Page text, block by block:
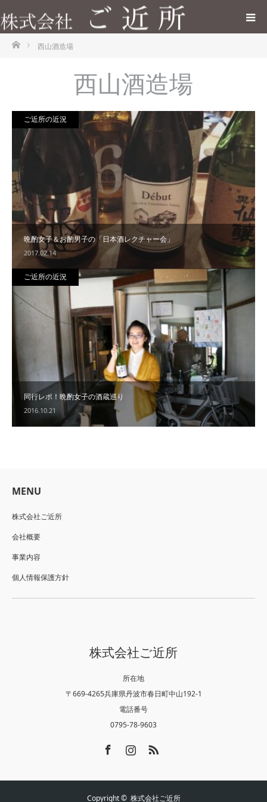
ホーム西山酒造場
西山酒造場
晩酌女子＆お酌男子の「日本酒レクチャー会」
2017.02.14
ご近所の近況
同行レポ！晩酌女子の酒蔵巡り
2016.10.21
ご近所の近況
MENU
株式会社ご近所
会社概要
事業内容
個人情報保護方針
株式会社ご近所
所在地
〒669-4265兵庫県丹波市春日町中山192-1
電話番号
0795-78-9603
Copyright © 株式会社ご近所